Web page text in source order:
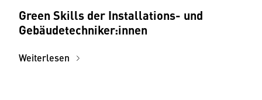
Green Skills der Installations- und
Gebäudetechniker:innen
Weiterlesen